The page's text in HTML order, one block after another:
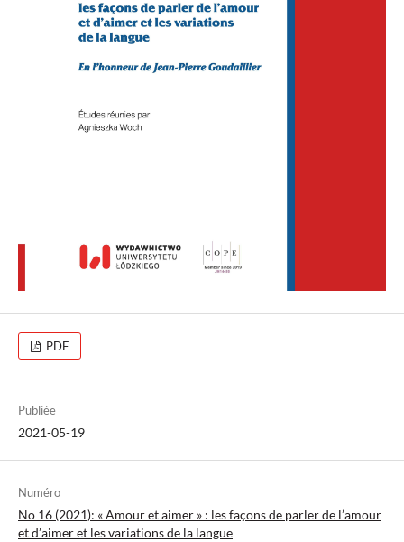
PDF
Publiée
2021-05-19
Numéro
No 16 (2021): « Amour et aimer » : les façons de parler de l’amour
et d’aimer et les variations de la langue